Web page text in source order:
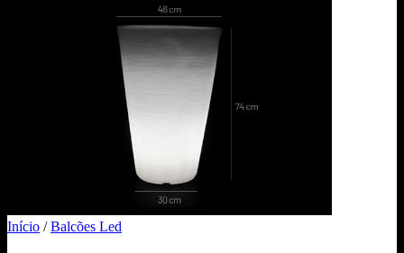
Início / Balcões Led